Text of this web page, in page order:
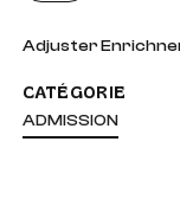
Adjuster
CATÉGORIE
ADMISSION